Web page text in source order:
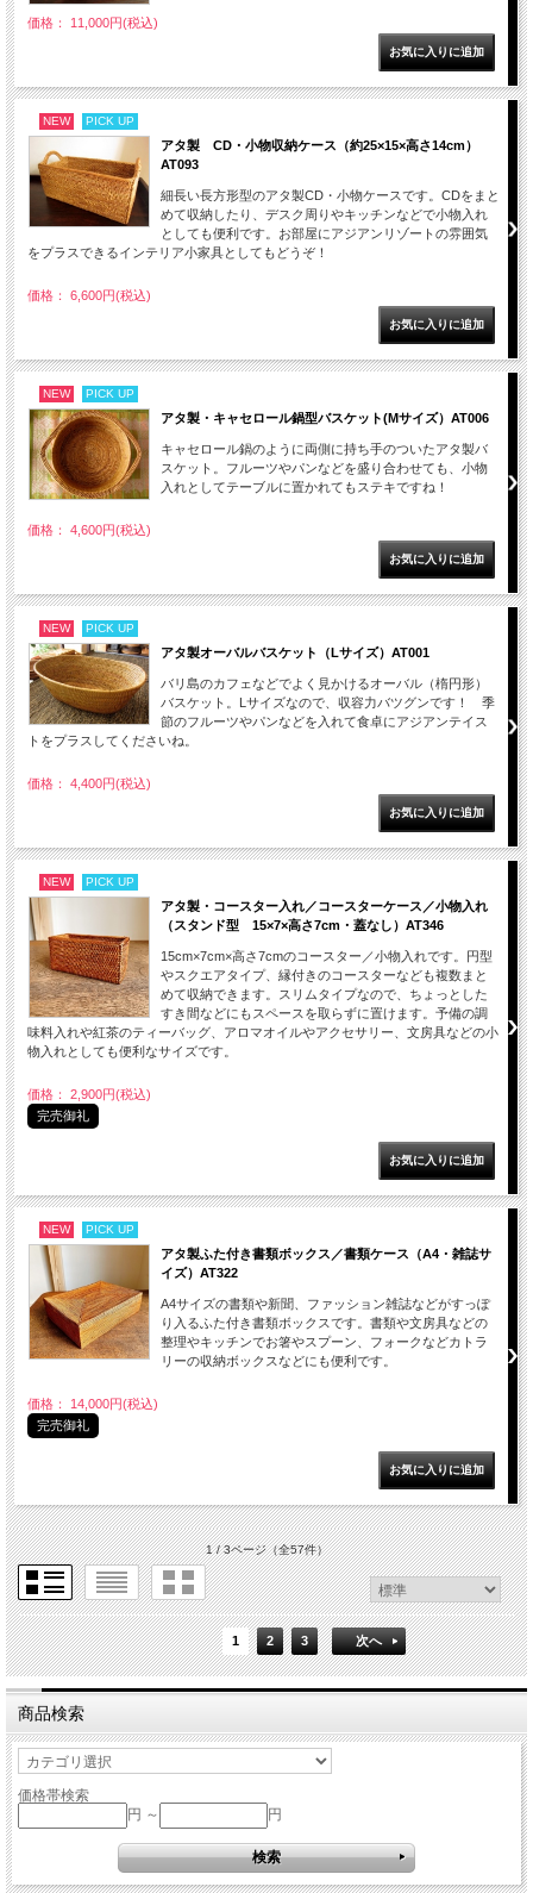
価格： 11,000円(税込)
NEW PICK UP
アタ製 CD・小物収納ケース（約25×15×高さ14cm）
AT093
細長い長方形型のアタ製CD・小物ケースです。CDをまと
めて収納したり、デスク周りやキッチンなどで小物入れ
としても便利です。お部屋にアジアンリゾートの雰囲気
をプラスできるインテリア小家具としてもどうぞ！
価格： 6,600円(税込)
NEW PICK UP
アタ製・キャセロール鍋型バスケット(Mサイズ）AT006
キャセロール鍋のように両側に持ち手のついたアタ製バ
スケット。フルーツやパンなどを盛り合わせても、小物
入れとしてテーブルに置かれてもステキですね！
価格： 4,600円(税込)
NEW PICK UP
アタ製オーバルバスケット（Lサイズ）AT001
バリ島のカフェなどでよく見かけるオーバル（楕円形）
バスケット。Lサイズなので、収容力バツグンです！ 季
節のフルーツやパンなどを入れて食卓にアジアンテイス
トをプラスしてくださいね。
価格： 4,400円(税込)
NEW PICK UP
アタ製・コースター入れ／コースターケース／小物入れ
（スタンド型 15×7×高さ7cm・蓋なし）AT346
15cm×7cm×高さ7cmのコースター／小物入れです。円型
やスクエアタイプ、縁付きのコースターなども複数まと
めて収納できます。スリムタイプなので、ちょっとした
すき間などにもスペースを取らずに置けます。予備の調
味料入れや紅茶のティーバッグ、アロマオイルやアクセサリー、文房具などの小
物入れとしても便利なサイズです。
価格： 2,900円(税込)
完売御礼
NEW PICK UP
アタ製ふた付き書類ボックス／書類ケース（A4・雑誌サ
イズ）AT322
A4サイズの書類や新聞、ファッション雑誌などがすっぽ
り入るふた付き書類ボックスです。書類や文房具などの
整理やキッチンでお箸やスプーン、フォークなどカトラ
リーの収納ボックスなどにも便利です。
価格： 14,000円(税込)
完売御礼
1 / 3ページ（全57件）
1 2 3 次へ
商品検索
価格帯検索
円 ～
円